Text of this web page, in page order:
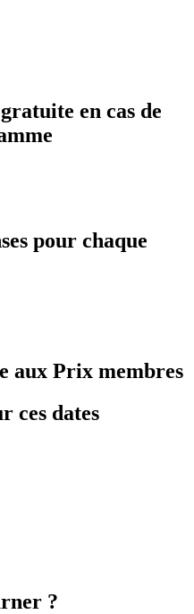
en cas de
pour chaque
aux Prix membres
ces dates
?